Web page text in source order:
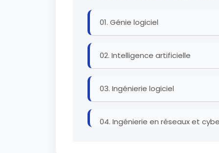
01. Génie logiciel
02. Intelligence artificielle
03. Ingénierie logiciel
04. Ingénierie en réseaux et